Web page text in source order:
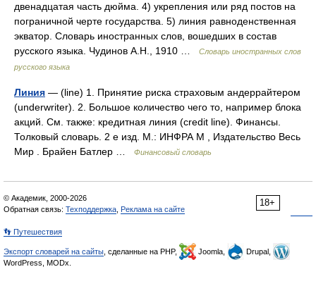
двенадцатая часть дюйма. 4) укрепления или ряд постов на
пограничной черте государства. 5) линия равноденственная
экватор. Словарь иностранных слов, вошедших в состав
русского языка. Чудинов А.Н., 1910 …
Словарь иностранных слов
русского языка
Линия — (line) 1. Принятие риска страховым андеррайтером
(underwriter). 2. Большое количество чего то, например блока
акций. См. также: кредитная линия (credit line). Финансы.
Толковый словарь. 2 е изд. М.: ИНФРА М , Издательство Весь
Мир . Брайен Батлер …
Финансовый словарь
18+
© Академик, 2000-2026
Обратная связь: Техподдержка Реклама на сайте
👣 Путешествия
Экспорт словарей на сайты , сделанные на PHP, Joomla,
Drupal,
WordPress, MODx.